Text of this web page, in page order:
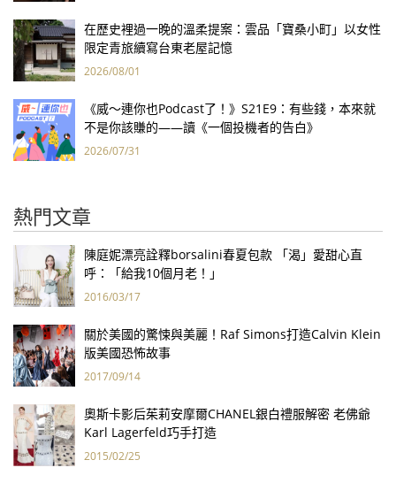
在歷史裡過一晚的溫柔提案：雲品「寶桑小町」以女性
限定青旅續寫台東老屋記憶
2026/08/01
《威～連你也Podcast了！》S21E9：有些錢，本來就
不是你該賺的——讀《一個投機者的告白》
2026/07/31
熱門文章
陳庭妮漂亮詮釋borsalini春夏包款 「渴」愛甜心直
呼：「給我10個月老！」
2016/03/17
關於美國的驚悚與美麗！Raf Simons打造Calvin Klein
版美國恐怖故事
2017/09/14
奧斯卡影后茱莉安摩爾CHANEL銀白禮服解密 老佛爺
Karl Lagerfeld巧手打造
2015/02/25